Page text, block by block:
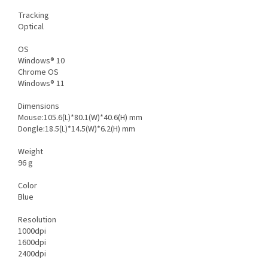
Tracking
Optical
OS
Windows® 10
Chrome OS
Windows® 11
Dimensions
Mouse:105.6(L)*80.1(W)*40.6(H) mm
Dongle:18.5(L)*14.5(W)*6.2(H) mm
Weight
96 g
Color
Blue
Resolution
1000dpi
1600dpi
2400dpi